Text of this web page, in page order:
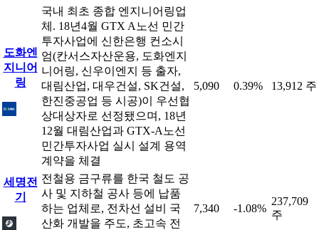
도화엔
지니어
링
국내 최초 종합 엔지니어링업
체. 18년4월 GTX A노선 민간
투자사업에 신한은행 컨소시
엄(칸서스자산운용, 도화엔지
니어링, 신우이엔지 등 출자,
대림산업, 대우건설, SK건설,
한진중공업 등 시공)이 우선협
상대상자로 선정됐으며, 18년
12월 대림산업과 GTX-A노선
민간투자사업 실시 설계 용역
계약을 체결
5,090 0.39% 13,912 주
세명전
기
전철용 금구류를 한국 철도 공
사 및 지하철 공사 등에 납품
하는 업체로, 전차선 설비 국
산화 개발을 주도, 초고속 전
7,340 -1.08%
237,709
주